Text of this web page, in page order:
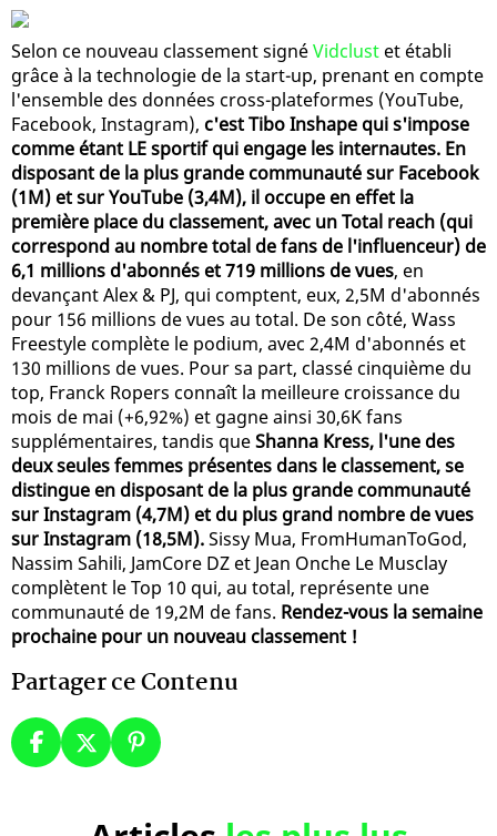
Selon ce nouveau classement signéVidclust et établi
grâce à la technologie de la start-up, prenant en compte
l'ensemble des données cross-plateformes (YouTube,
Facebook, Instagram), c'est Tibo Inshape qui s'impose
comme étant LE sportif qui engage les internautes. En
disposant de la plus grande communauté sur Facebook
(1M) et sur YouTube (3,4M), il occupe en effet la
première place du classement, avec un Total reach (qui
correspond au nombre total de fans de l'influenceur) de
6,1 millions d'abonnés et 719 millions de vues, en
devançant Alex & PJ, qui comptent, eux, 2,5M d'abonnés
pour 156 millions de vues au total. De son côté, Wass
Freestyle complète le podium, avec 2,4M d'abonnés et
130 millions de vues. Pour sa part, classé cinquième du
top, Franck Ropers connaît la meilleure croissance du
mois de mai (+6,92%) et gagne ainsi 30,6K fans
supplémentaires, tandis queShanna Kress, l'une des
deux seules femmes présentes dans le classement, se
distingue en disposant de la plus grande communauté
sur Instagram (4,7M) et du plus grand nombre de vues
sur Instagram (18,5M).Sissy Mua, FromHumanToGod,
Nassim Sahili, JamCore DZ et Jean Onche Le Musclay
complètent le Top 10 qui, au total, représente une
communauté de 19,2M de fans. Rendez-vous la semaine
prochaine pour un nouveau classement !
Partager ce Contenu